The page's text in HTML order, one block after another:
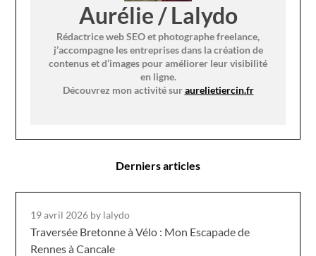
Aurélie / Lalydo
Rédactrice web SEO et photographe freelance,
j’accompagne les entreprises dans la création de
contenus et d’images pour améliorer leur visibilité
en ligne.
Découvrez mon activité suraurelietiercin.fr
Derniers articles
19 avril 2026 by lalydo
Traversée Bretonne à Vélo : Mon Escapade de
Rennes à Cancale